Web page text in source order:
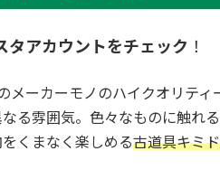
タアカウントをチェック ！
ーカーモノのハイクオリテ
る雰囲気。色々なものに触れ
くまなく楽しめる古道具キミ